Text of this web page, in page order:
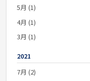
5月 (1)
4月 (1)
3月 (1)
2021
7月 (2)